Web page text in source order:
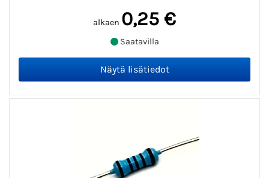
alkaen 0,25 €
Saatavilla